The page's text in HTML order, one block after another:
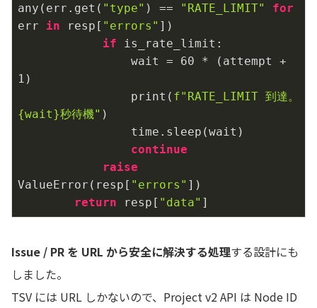
any(err.get( "type" ) == "RATE_LIMIT"
for
err in resp[ "errors" ])
if is_rate_limit:
                wait =
60
1 )
                print(
f"RATE_LIMIT 到達。
{wait}秒待機" )
continue
raise
ValueError(resp[ "errors" ])
return resp[ "data"
Issue / PR を URL から安全に解決する処理する設計にも
しました。
TSV には URL しかないので、Project v2 API は Node ID